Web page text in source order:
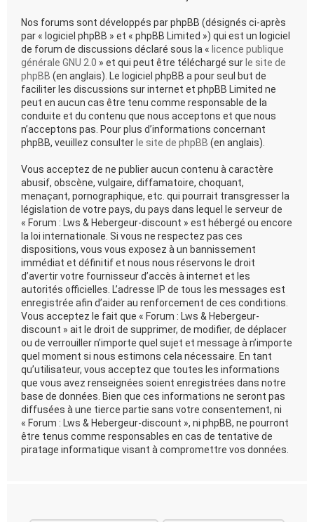
Nos forums sont développés par phpBB (désignés ci-après
par « logiciel phpBB » et « phpBB Limited ») qui est un logiciel
de forum de discussions déclaré sous la « licence publique
générale GNU 2.0 » et qui peut être téléchargé sur le site de
phpBB (en anglais). Le logiciel phpBB a pour seul but de
faciliter les discussions sur internet et phpBB Limited ne
peut en aucun cas être tenu comme responsable de la
conduite et du contenu que nous acceptons et que nous
n’acceptons pas. Pour plus d’informations concernant
phpBB, veuillez consulter le site de phpBB (en anglais).
Vous acceptez de ne publier aucun contenu à caractère
abusif, obscène, vulgaire, diffamatoire, choquant,
menaçant, pornographique, etc. qui pourrait transgresser la
législation de votre pays, du pays dans lequel le serveur de
« Forum : Lws & Hebergeur-discount » est hébergé ou encore
la loi internationale. Si vous ne respectez pas ces
dispositions, vous vous exposez à un bannissement
immédiat et définitif et nous nous réservons le droit
d’avertir votre fournisseur d’accès à internet et les
autorités officielles. L’adresse IP de tous les messages est
enregistrée afin d’aider au renforcement de ces conditions.
Vous acceptez le fait que « Forum : Lws & Hebergeur-
discount » ait le droit de supprimer, de modifier, de déplacer
ou de verrouiller n’importe quel sujet et message à n’importe
quel moment si nous estimons cela nécessaire. En tant
qu’utilisateur, vous acceptez que toutes les informations
que vous avez renseignées soient enregistrées dans notre
base de données. Bien que ces informations ne seront pas
diffusées à une tierce partie sans votre consentement, ni
« Forum : Lws & Hebergeur-discount », ni phpBB, ne pourront
être tenus comme responsables en cas de tentative de
piratage informatique visant à compromettre vos données.